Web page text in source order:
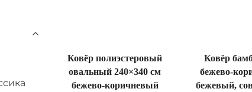
Ковёр полиэстеровый
овальный 240×340 см
бежево-коричневый
Ковёр
бежево-
бежевый,